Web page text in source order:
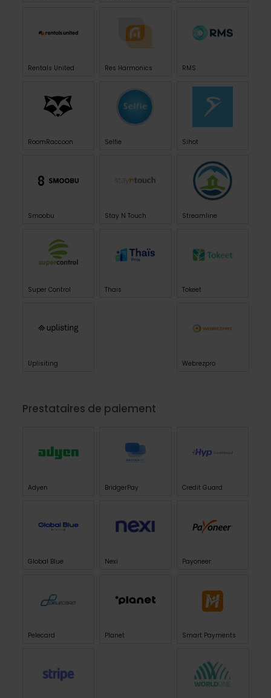
Rentals United Res Harmonics RMS
RoomRaccoon Selfie Sihot
Smoobu Stay N Touch Streamline
Super Control Thais Tokeet
Uplisiting Webrezpro
Prestataires de paiement
Adyen BridgerPay Credit Guard
Global Blue Nexi Payoneer
Pelecard Planet Smart Payments